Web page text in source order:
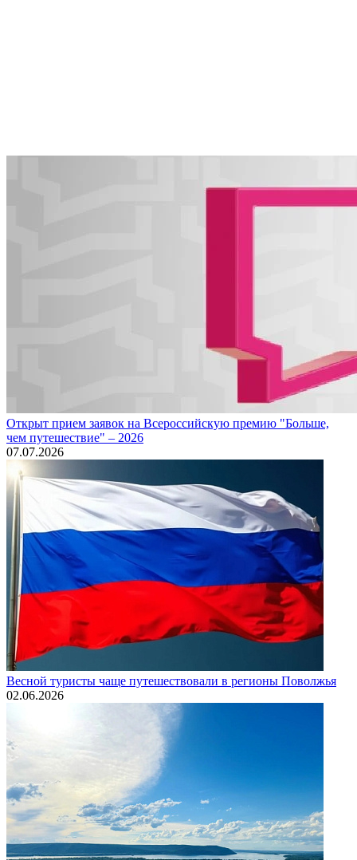
Открыт прием заявок на Всероссийскую премию "Больше,
чем путешествие" – 2026
07.07.2026
Весной туристы чаще путешествовали в регионы Поволжья
02.06.2026